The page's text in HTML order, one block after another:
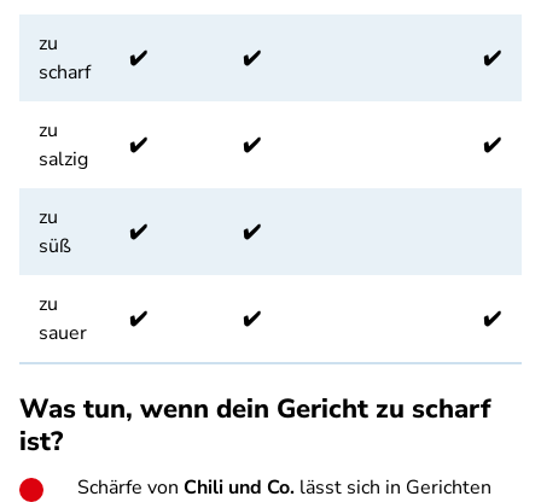
zu
scharf
✔️ ✔️ ✔️
zu
salzig
✔️ ✔️ ✔️
zu
süß
✔️ ✔️
zu
sauer
✔️ ✔️ ✔️
Was tun, wenn dein Gericht zu scharf
ist?
Schärfe von Chili und Co. lässt sich in Gerichten